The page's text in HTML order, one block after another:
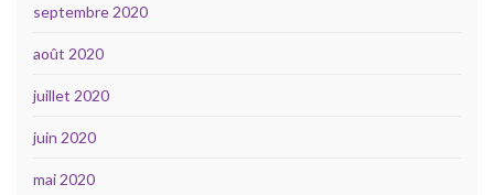
septembre 2020
août 2020
juillet 2020
juin 2020
mai 2020